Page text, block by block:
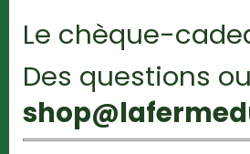
Le chèque-
Des questions